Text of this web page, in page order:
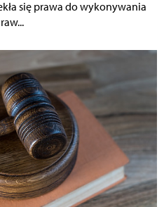
się prawa do wykonywania